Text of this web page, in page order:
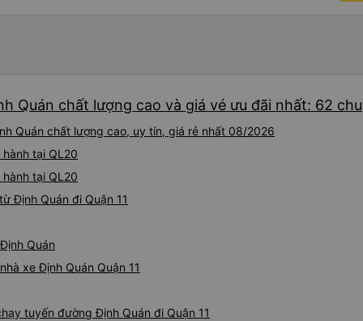
Quán chất lượng cao và giá vé ưu đãi nhất: 62
Quán chất lượng cao, uy tín, giá rẻ nhất 08/2026
tại QL20
hành tại QL20
Định Quán đi Quận 11
Quán
xe Định Quán Quận 11
tuyến đường Định Quán đi Quận 11